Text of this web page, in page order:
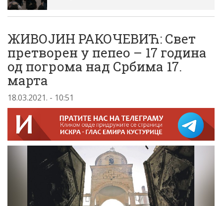
ЖИВОЈИН РАКОЧЕВИЋ: Свет
претворен у пепео – 17 година
од погрома над Србима 17.
марта
18.03.2021. - 10:51